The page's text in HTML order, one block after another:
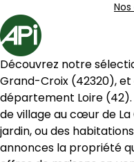
Accueil
3 Maisons à vendre à
130 m² 5
Aller à l'image1
Aller à l'image2
Aller à l'image3
Aller à l'image4
Aller à l'image5
Découvrez notre
Grand-Croix (42320),
département Loire (42
de village au cœur de
jardin, ou des
annonces la propriété